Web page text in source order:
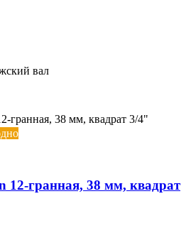
вал
12-гранная, 38 мм, квадрат